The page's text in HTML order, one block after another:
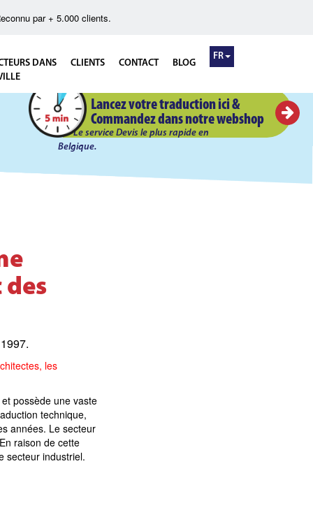
par + 5.000 clients.
DANS
CLIENTS CONTACT BLOG
FR
Lancez votre traduction ici &
Commandez dans notre webshop
Le service Devis le plus rapide en
Belgique.
des
les
et possède une vaste
technique,
années. Le secteur
raison de cette
secteur industriel.